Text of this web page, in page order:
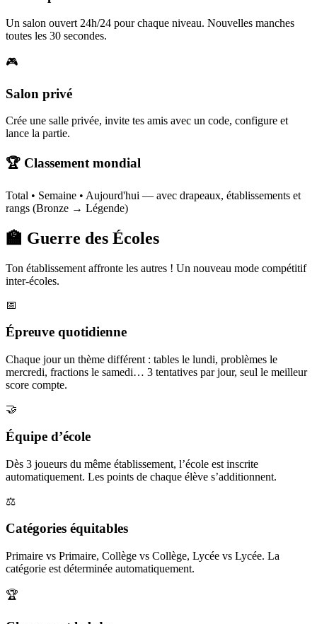
Un salon ouvert 24h/24 pour chaque niveau. Nouvelles manches
toutes les 30 secondes.
🎮
Salon privé
Crée une salle privée, invite tes amis avec un code, configure et
lance la partie.
🏆 Classement mondial
Total • Semaine • Aujourd'hui — avec drapeaux, établissements et
rangs (Bronze → Légende)
🏫 Guerre des Écoles
Ton établissement affronte les autres ! Un nouveau mode compétitif
inter-écoles.
📅
Épreuve quotidienne
Chaque jour un thème différent : tables le lundi, problèmes le
mercredi, fractions le samedi… 3 tentatives par jour, seul le meilleur
score compte.
🤝
Équipe d’école
Dès 3 joueurs du même établissement, l’école est inscrite
automatiquement. Les points de chaque élève s’additionnent.
⚖️
Catégories équitables
Primaire vs Primaire, Collège vs Collège, Lycée vs Lycée. La
catégorie est déterminée automatiquement.
🏆